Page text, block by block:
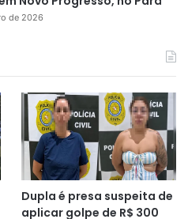
de 2026
Dupla é presa suspeita de
aplicar golpe de R$ 300